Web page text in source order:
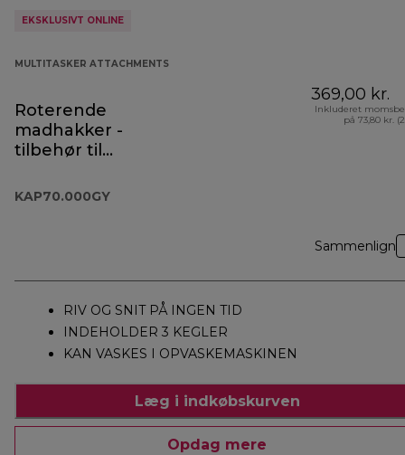
EKSKLUSIVT ONLINE
MULTITASKER ATTACHMENTS
Roterende
madhakker -
tilbehør til
KAP70.000GY
KAP70.000GY
369,00 kr.
Inkluderet
på 73,80 kr.
Sammenlign
RIV OG SNIT PÅ INGEN TID
INDEHOLDER 3 KEGLER
KAN VASKES I OPVASKEMASKINEN
Læg i indkøbskurven
Opdag mere